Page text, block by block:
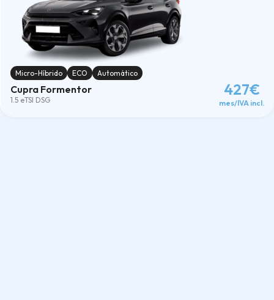
Micro-Híbrido ECO Automático
Cupra Formentor
1.5 eTSI DSG
427€
mes/IVA incl.